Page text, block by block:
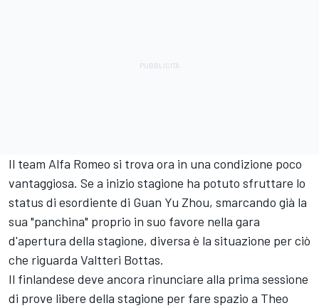
Il team Alfa Romeo si trova ora in una condizione poco
vantaggiosa. Se a inizio stagione ha potuto sfruttare lo
status di esordiente di Guan Yu Zhou, smarcando già la
sua "panchina" proprio in suo favore nella gara
d'apertura della stagione, diversa è la situazione per ciò
che riguarda Valtteri Bottas.
Il finlandese deve ancora rinunciare alla prima sessione
di prove libere della stagione per fare spazio a Theo